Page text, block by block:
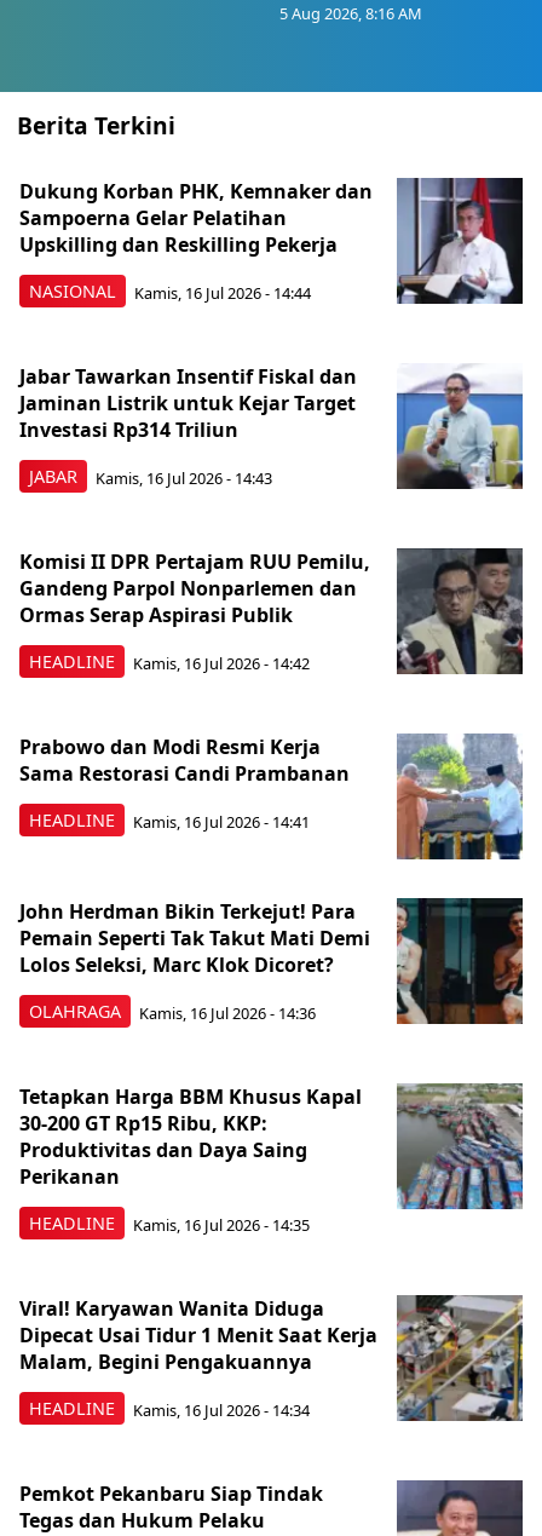
5 Aug 2026, 8:16 AM
Berita Terkini
NASIONAL
Dukung Korban PHK, Kemnaker dan
Sampoerna Gelar Pelatihan
Upskilling dan Reskilling Pekerja
Kamis, 16 Jul 2026 - 14:44
JABAR
Jabar Tawarkan Insentif Fiskal dan
Jaminan Listrik untuk Kejar Target
Investasi Rp314 Triliun
Kamis, 16 Jul 2026 - 14:43
HEADLINE
Komisi II DPR Pertajam RUU Pemilu,
Gandeng Parpol Nonparlemen dan
Ormas Serap Aspirasi Publik
Kamis, 16 Jul 2026 - 14:42
HEADLINE
Prabowo dan Modi Resmi Kerja
Sama Restorasi Candi Prambanan
Kamis, 16 Jul 2026 - 14:41
OLAHRAGA
John Herdman Bikin Terkejut! Para
Pemain Seperti Tak Takut Mati Demi
Lolos Seleksi, Marc Klok Dicoret?
Kamis, 16 Jul 2026 - 14:36
HEADLINE
Tetapkan Harga BBM Khusus Kapal
30-200 GT Rp15 Ribu, KKP:
Produktivitas dan Daya Saing
Perikanan
Kamis, 16 Jul 2026 - 14:35
HEADLINE
Viral! Karyawan Wanita Diduga
Dipecat Usai Tidur 1 Menit Saat Kerja
Malam, Begini Pengakuannya
Kamis, 16 Jul 2026 - 14:34
Pemkot Pekanbaru Siap Tindak
Tegas dan Hukum Pelaku